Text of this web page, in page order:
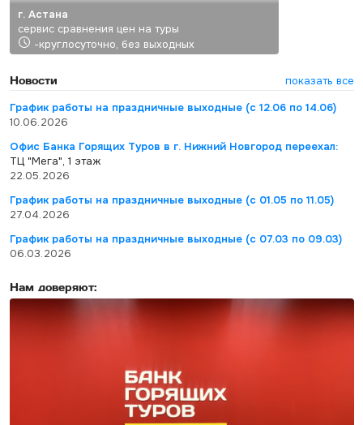
г. Астана
сервис сравнения цен на туры
-круглосуточно, без выходных
Новости
показать все
График работы на праздничные выходные (с 12.06 по 14.06)
10.06.2026
Офис Банка Горящих Туров в г. Нижний Новгород переехал:
ТЦ "Мега", 1 этаж
22.05.2026
График работы на праздничные выходные (с 01.05 по 11.05)
27.04.2026
График работы на праздничные выходные (с 07.03 по 09.03)
06.03.2026
Нам доверяют: